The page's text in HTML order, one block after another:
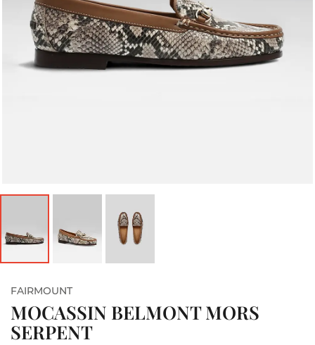
FAIRMOUNT
MOCASSIN BELMONT MORS
SERPENT